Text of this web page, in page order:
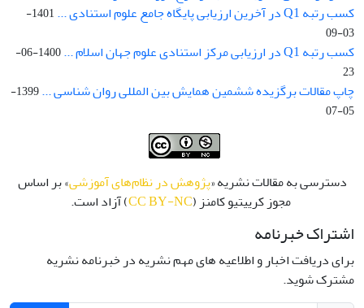
کسب رتبه Q1 در آخرین ارزیابی پایگاه جامع علوم استنادی ...
1401-
03-09
کسب رتبه Q1 در ارزیابی مرکز استنادی علوم جهان اسلام ...
1400-06-
23
چاپ مقالات برگزیده ششمین همایش بین المللی روان شناسی ...
1399-
05-07
دسترسی به مقالات نشریه «پژوهش در نظام‌های آموزشی» بر اساس
مجوز کرییتیو کامنز (CC BY-NC) آزاد است.
اشتراک خبرنامه
برای دریافت اخبار و اطلاعیه های مهم نشریه در خبرنامه نشریه
مشترک شوید.